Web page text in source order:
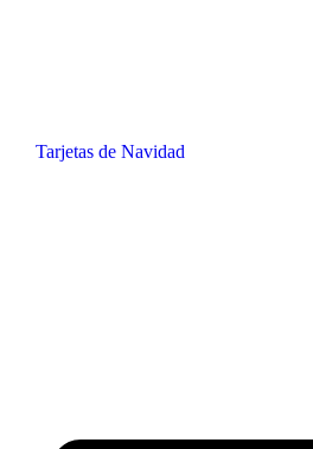
Tarjetas de Navidad